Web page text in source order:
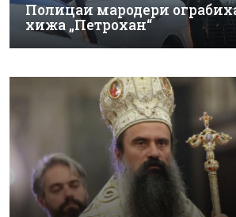
Полицаи мародери
хижа „Петрохан“